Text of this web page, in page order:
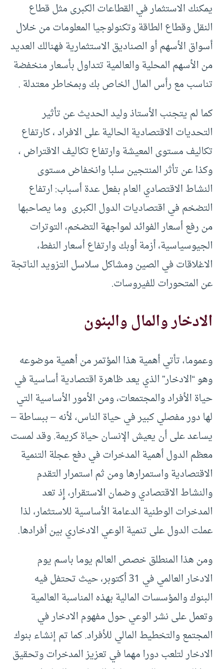
يمكنك الاستثمار في القطاعات الكبرى مثل قطاع
النقل وقطاع الطاقة وتكنولوجيا المعلومات من خلال
أسواق الأسهم أو الصناديق الاستثمارية فهنالك العديد
من الأسهم المحلية والعالمية تتداول بأسعار منخفضة
تناسب مع رأس المال الخاص بك وبمخاطر معتدلة .
كما لم يتجنب الأستاذ وليد الحديث عن تأثير
التحديات الاقتصادية الحالية على الافراد ، كارتفاع
تكاليف مستوى المعيشة وارتفاع تكاليف الاقتراض ،
وكذا عن تأثر المنتجين سلبا وانخفاض مستوى
النشاط الاقتصادي العام بفعل عدة أسباب: ارتفاع
التضخم في اقتصاديات الدول الكبرى وما يصاحبها
من رفع أسعار الفوائد لمواجهة التضخم، التوترات
الجيوسياسية، أزمة أوبك وارتفاع أسعار النفط،
الاغلاقات في الصين ومشاكل سلاسل التزويد الناتجة
عن المتحورات للفيروسات.
الادخار والمال والبنون
وعموما، تأتي أهمية هذا المؤتمر من أهمية موضوعه
وهو “الادخار” الذي يعد ظاهرة اقتصادية أساسية في
حياة الأفراد والمجتمعات، ومن الأمور الأساسية التي
لها دور مفصلي كبير في حياة الناس، لأنه – ببساطة –
يساعد على أن يعيش الإنسان حياة كريمة. وقد لمست
معظم الدول أهمية المدخرات في دفع عجلة التنمية
الاقتصادية واستمرارها ومن ثم استمرار التقدم
والنشاط الاقتصادي وضمان الاستقرار، إِذ تعد
المدخرات الوطنية الدعامة الأساسية للاستثمار، لذا
عملت الدول على تنمية الوعي الادخاري بين أفرادها.
ومن هذا المنطلق خصص العالم يوما باسم يوم
الادخار العالمي في 31 أكتوبر، حيث تحتفل فيه
البنوك والمؤسسات المالية بهذه المناسبة العالمية
وتعمل على نشر الوعي حول مفهوم الادخار في
المجتمع والتخطيط المالي للأفراد. كما تم إنشاء بنوك
الادخار لتلعب دورا مهما في تعزيز المدخرات وتحقيق